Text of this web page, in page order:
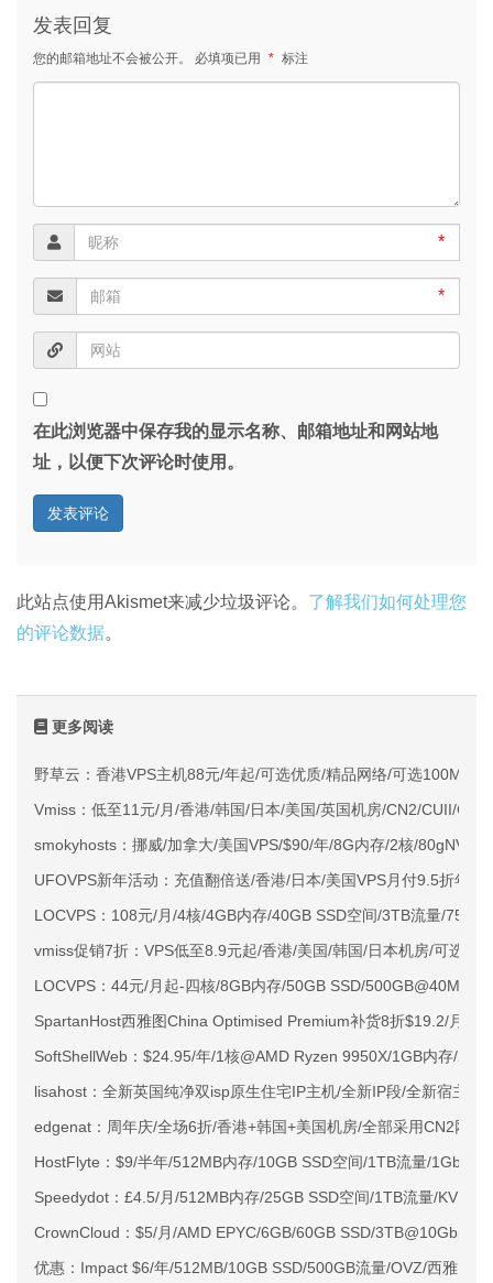
发表回复
您的邮箱地址不会被公开。 必填项已用 * 标注
*
*
在此浏览器中保存我的显示名称、邮箱地址和网站地
址，以便下次评论时使用。
此站点使用Akismet来减少垃圾评论。 了解我们如何处理您
的评论数据。
更多阅读
野草云：香港VPS主机88元/年起/可选优质/精品网络/可选100M不
Vmiss：低至11元/月/香港/韩国/日本/美国/英国机房/CN2/CUII/
smokyhosts：挪威/加拿大/美国VPS/$90/年/8G内存/2核/
UFOVPS新年活动：充值翻倍送/香港/日本/美国VPS月付9.5折年
LOCVPS：108元/月/4核/4GB内存/40GB SSD空间/3TB流量/
vmiss促销7折：VPS低至8.9元起/香港/美国/韩国/日本机房/可选
LOCVPS：44元/月起-四核/8GB内存/50GB SSD/
SpartanHost西雅图China Optimised Premium补货8折$19.2/月起
SoftShellWeb：$24.95/年/1核@AMD Ryzen 9950X/1GB内存/
lisahost：全新英国纯净双isp原生住宅IP主机/全新IP段/全新宿主机
edgenat：周年庆/全场6折/香港+韩国+美国机房/全部采用CN2网络
HostFlyte：$9/半年/512MB内存/10GB SSD空间/1TB流量/1Gbps/
Speedydot：£4.5/月/512MB内存/25GB SSD空间/1TB流量/KVM/
CrownCloud：$5/月/AMD EPYC/6GB/60GB SSD/3TB@10Gbps/
优惠：Impact $6/年/512MB/10GB SSD/500GB流量/OVZ/西雅图/